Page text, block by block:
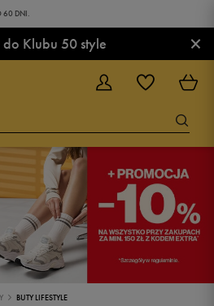
60 DNI.
do Klubu 50 style ×
BUTY LIFESTYLE